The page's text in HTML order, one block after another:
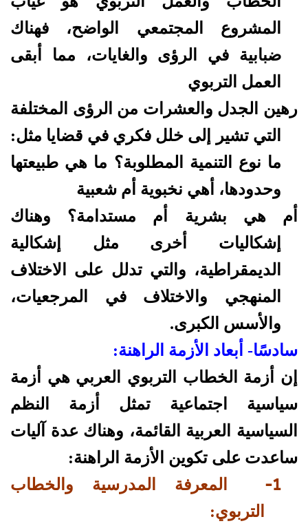
المشروع المجتمعي الواضح، فهناك
ضبابية في الرؤى والغايات، مما أبقى
العمل التربوي
رهين الجدل والعشرات من الرؤى المختلفة
التي تشير إلى خلل فكري في قضايا مثل:
ما نوع التنمية المطلوبة؟ ما هي طبيعتها
وحدودها، أهي نخبوية أم شعبية
أم هي بشرية أم مستدامة؟ وهناك
إشكاليات أخرى مثل إشكالية
الديمقراطية، والتي تدلل على الاختلاف
المنهجي والاختلاف في المرجعيات،
والأسس الكبرى.
سادسًا- أبعاد الأزمة الراهنة:
إن أزمة الخطاب التربوي العربي هي أزمة
سياسية اجتماعية تمثل أزمة النظم
السياسية العربية القائمة، وهناك عدة آليات
ساعدت على تكوين الأزمة الراهنة:
1-
المعرفة المدرسية والخطاب
التربوي: